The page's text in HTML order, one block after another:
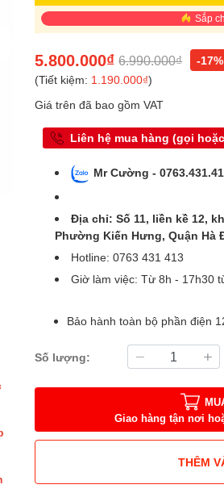
Sắp
5.800.000₫ 6.990.000₫
-17%
(Tiết kiệm: 1.190.000₫)
Giá trên đã bao gồm VAT
Liên hệ mua hàng (gọi
Mr Cường -
Địa chỉ: Số 11, liền kề 12,
Phường Kiến Hưng, Quận Hà
Hotline: 0763 431 413
Giờ làm việc: Từ 8h - 17h30
Bảo hành toàn bộ phần điện
Số lượng:
Giao hàng tận nơi
THÊM